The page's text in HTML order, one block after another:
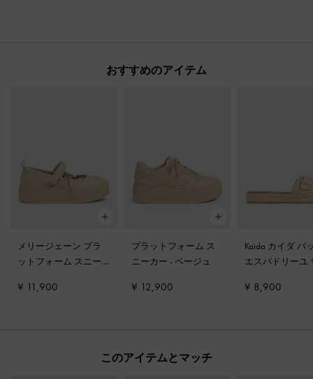
おすすめのアイテム
メリージェーン プラ
ットフォーム スニー
¥ 11,900
プラットフォーム ス
ニーカー -ベージュ
¥ 12,900
Kaida カイダ バ
エスパドリーユ
¥ 8,900
このアイテムとマッチ